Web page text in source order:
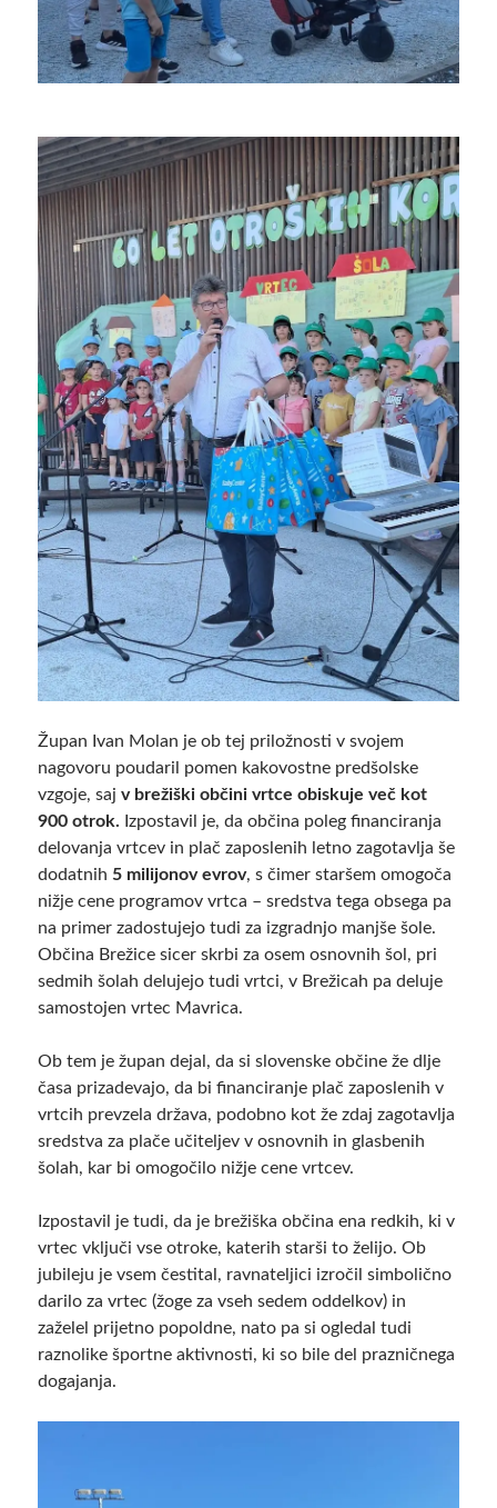
Župan Ivan Molan je ob tej priložnosti v svojem
nagovoru poudaril pomen kakovostne predšolske
vzgoje, saj v brežiški občini vrtce obiskuje več kot
900 otrok. Izpostavil je, da občina poleg financiranja
delovanja vrtcev in plač zaposlenih letno zagotavlja še
dodatnih 5 milijonov evrov, s čimer staršem omogoča
nižje cene programov vrtca – sredstva tega obsega pa
na primer zadostujejo tudi za izgradnjo manjše šole.
Občina Brežice sicer skrbi za osem osnovnih šol, pri
sedmih šolah delujejo tudi vrtci, v Brežicah pa deluje
samostojen vrtec Mavrica.
Ob tem je župan dejal, da si slovenske občine že dlje
časa prizadevajo, da bi financiranje plač zaposlenih v
vrtcih prevzela država, podobno kot že zdaj zagotavlja
sredstva za plače učiteljev v osnovnih in glasbenih
šolah, kar bi omogočilo nižje cene vrtcev.
Izpostavil je tudi, da je brežiška občina ena redkih, ki v
vrtec vključi vse otroke, katerih starši to želijo. Ob
jubileju je vsem čestital, ravnateljici izročil simbolično
darilo za vrtec (žoge za vseh sedem oddelkov) in
zaželel prijetno popoldne, nato pa si ogledal tudi
raznolike športne aktivnosti, ki so bile del prazničnega
dogajanja.